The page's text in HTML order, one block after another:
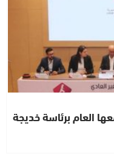
العام برئاسة خديجة